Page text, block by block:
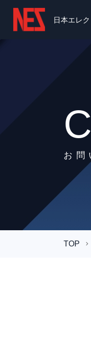
日本エレ
お問
TOP